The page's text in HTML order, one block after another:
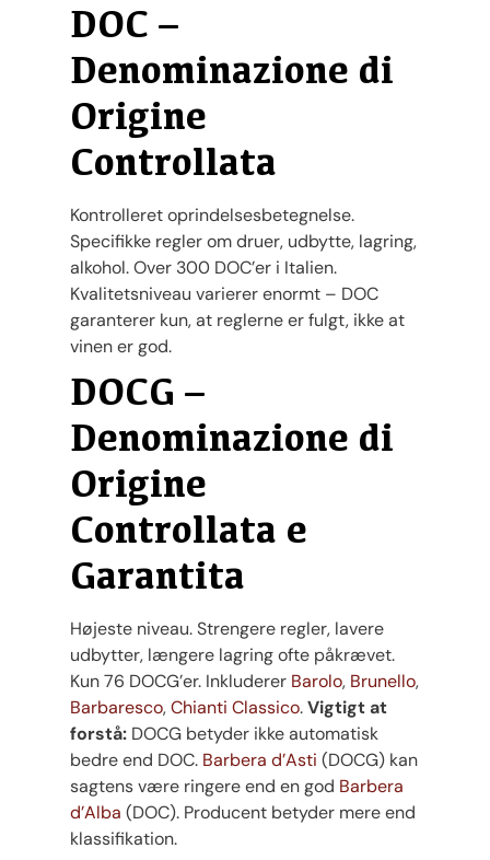
DOC –
Denominazione di
Origine
Controllata
Kontrolleret oprindelsesbetegnelse.
Specifikke regler om druer, udbytte, lagring,
alkohol. Over 300 DOC’er i Italien.
Kvalitetsniveau varierer enormt – DOC
garanterer kun, at reglerne er fulgt, ikke at
vinen er god.
DOCG –
Denominazione di
Origine
Controllata e
Garantita
Højeste niveau. Strengere regler, lavere
udbytter, længere lagring ofte påkrævet.
Kun 76 DOCG’er. Inkluderer Barolo, Brunello,
Barbaresco,Chianti Classico.Vigtigt at
forstå: DOCG betyder ikke automatisk
bedre end DOC. Barbera d’Asti (DOCG) kan
sagtens være ringere end en god Barbera
d’Alba (DOC). Producent betyder mere end
klassifikation.